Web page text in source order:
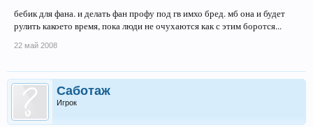
бебик для фана. и делать фан профу под гв имхо бред. мб она и будет
рулить какоето время, пока люди не очухаются как с этим боротся...
22 май 2008
Саботаж
Игрок